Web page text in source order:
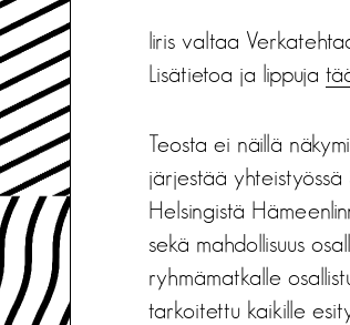
Iiris valtaa
Lisätietoa ja lippuja
Teosta ei näillä
järjestää yhteistyössä
Helsingistä
sekä mahdollisuus
ryhmämatkalle
tarkoitettu kaikille